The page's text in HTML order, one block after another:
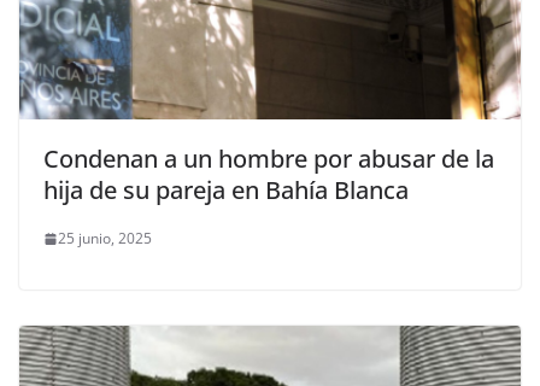
Condenan a un hombre por abusar de la
hija de su pareja en Bahía Blanca
25 junio, 2025